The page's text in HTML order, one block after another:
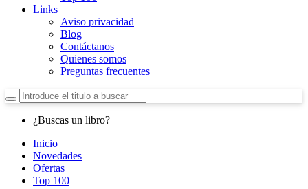
Links
Aviso privacidad
Blog
Contáctanos
Quienes somos
Preguntas frecuentes
¿Buscas un libro?
Inicio
Novedades
Ofertas
Top 100